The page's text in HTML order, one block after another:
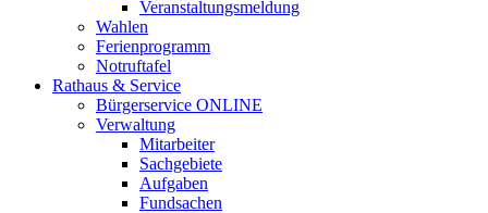
Veranstaltungsmeldung
Wahlen
Ferienprogramm
Notruftafel
Rathaus & Service
Bürgerservice ONLINE
Verwaltung
Mitarbeiter
Sachgebiete
Aufgaben
Fundsachen